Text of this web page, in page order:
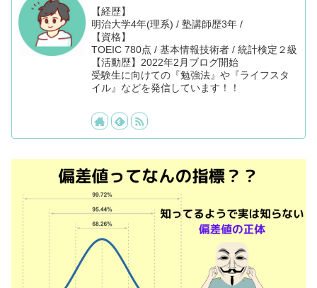
【経歴】
明治大学4年(理系) / 塾講師歴3年 /
【資格】
TOEIC 780点 / 基本情報技術者 / 統計検定２級
【活動歴】2022年2月ブログ開始
受験生に向けての『勉強法』や『ライフスタ
イル』などを発信しています！！